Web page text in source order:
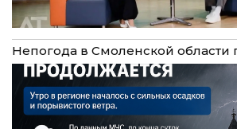
Непогода в Смоленской области